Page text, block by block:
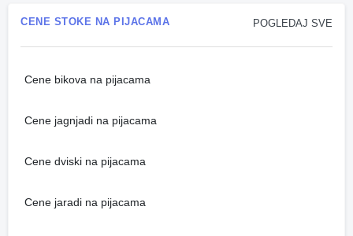
POGLEDAJ SVE
CENE STOKE NA PIJACAMA
Cene bikova na pijacama
Cene jagnjadi na pijacama
Cene dviski na pijacama
Cene jaradi na pijacama